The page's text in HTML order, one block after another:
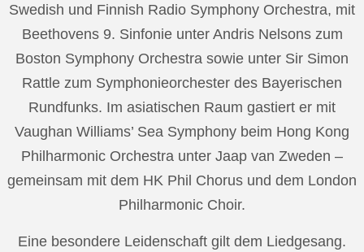
Swedish und Finnish Radio Symphony Orchestra, mit
Beethovens 9. Sinfonie unter Andris Nelsons zum
Boston Symphony Orchestra sowie unter Sir Simon
Rattle zum Symphonieorchester des Bayerischen
Rundfunks. Im asiatischen Raum gastiert er mit
Vaughan Williams’ Sea Symphony beim Hong Kong
Philharmonic Orchestra unter Jaap van Zweden –
gemeinsam mit dem HK Phil Chorus und dem London
Philharmonic Choir.
Eine besondere Leidenschaft gilt dem Liedgesang.